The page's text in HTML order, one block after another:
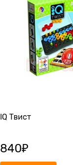
IQ Твист
840₽